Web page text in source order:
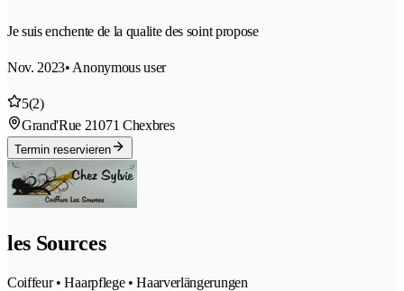
Je suis enchente de la qualite des soint propose
Nov. 2023• Anonymous user
5(2)
Grand'Rue 21071 Chexbres
Termin reservieren
les Sources
Coiffeur • Haarpflege • Haarverlängerungen